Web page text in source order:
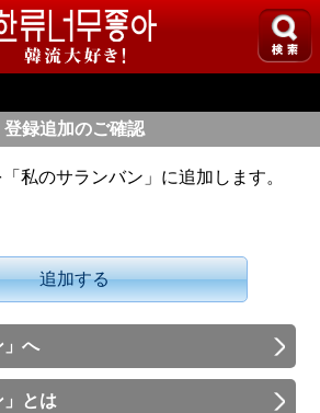
登録追加のご確認
「私のサランバン」に追加します。
追加する
」へ
」とは